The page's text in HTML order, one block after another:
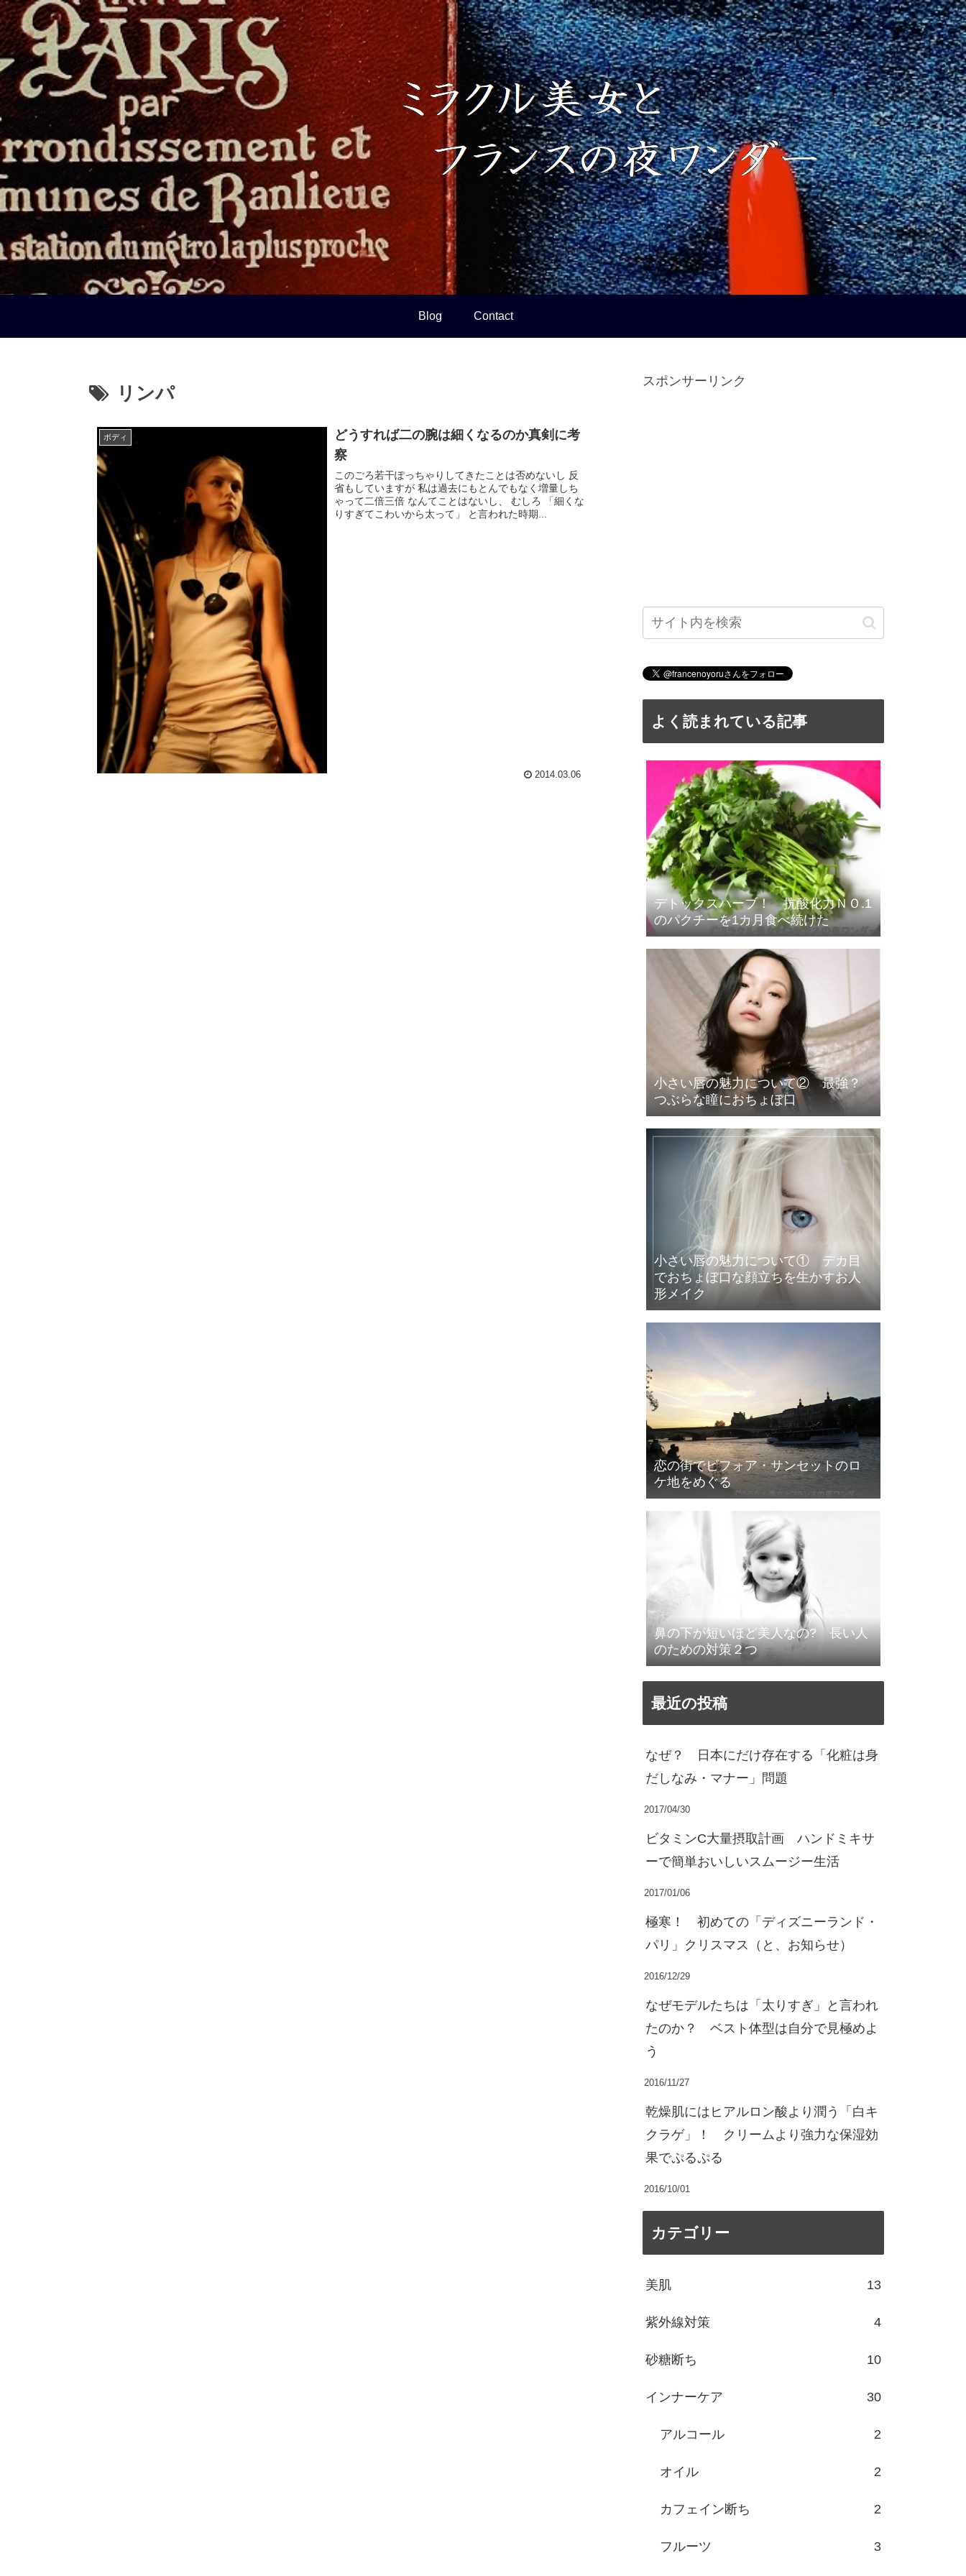
Blog Contact
リンパ
ボディ
どうすれば二の腕は細くなるのか真剣に考
察
このごろ若干ぽっちゃりしてきたことは否めないし 反
省もしていますが 私は過去にもとんでもなく増量しち
ゃって二倍三倍 なんてことはないし、 むしろ 「細くな
りすぎてこわいから太って」 と言われた時期...
2014.03.06
スポンサーリンク
よく読まれている記事
デトックスハーブ！ 抗酸化力ＮＯ.1
のパクチーを1カ月食べ続けた
小さい唇の魅力について② 最強？
つぶらな瞳におちょぼ口
小さい唇の魅力について① デカ目
でおちょぼ口な顔立ちを生かすお人
形メイク
恋の街でビフォア・サンセットのロ
ケ地をめぐる
鼻の下が短いほど美人なの? 長い人
のための対策２つ
最近の投稿
なぜ？ 日本にだけ存在する「化粧は身
だしなみ・マナー」問題
2017/04/30
ビタミンC大量摂取計画 ハンドミキサ
ーで簡単おいしいスムージー生活
2017/01/06
極寒！ 初めての「ディズニーランド・
パリ」クリスマス（と、お知らせ）
2016/12/29
なぜモデルたちは「太りすぎ」と言われ
たのか？ ベスト体型は自分で見極めよ
う
2016/11/27
乾燥肌にはヒアルロン酸より潤う「白キ
クラゲ」！ クリームより強力な保湿効
果でぷるぷる
2016/10/01
カテゴリー
美肌 13
紫外線対策 4
砂糖断ち 10
インナーケア 30
アルコール 2
オイル 2
カフェイン断ち 2
フルーツ 3